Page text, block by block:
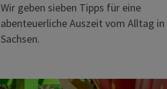
Wir geben sieben Tipps für eine
abenteuerliche Auszeit vom Alltag in
Sachsen.